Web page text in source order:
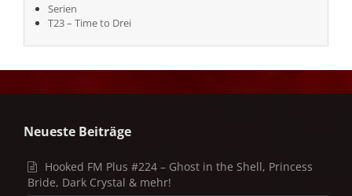
Serien
T23 – Time to Drei
Neueste Beiträge
Hooked FM Plus #224 – Ghost in the Shell, Princess
Bride, Dark Crystal & mehr!